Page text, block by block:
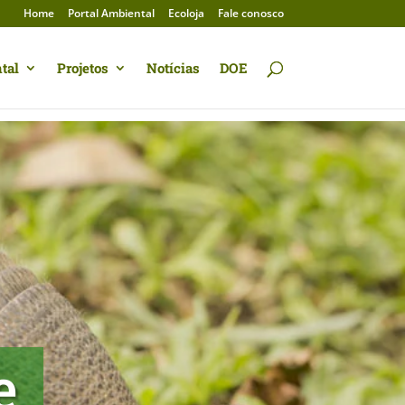
Home Portal Ambiental Ecoloja Fale conosco
Projetos Notícias DOE